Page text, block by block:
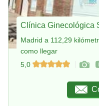
Clínica Ginecológica
Madrid a 112,29
como llegar
5,0